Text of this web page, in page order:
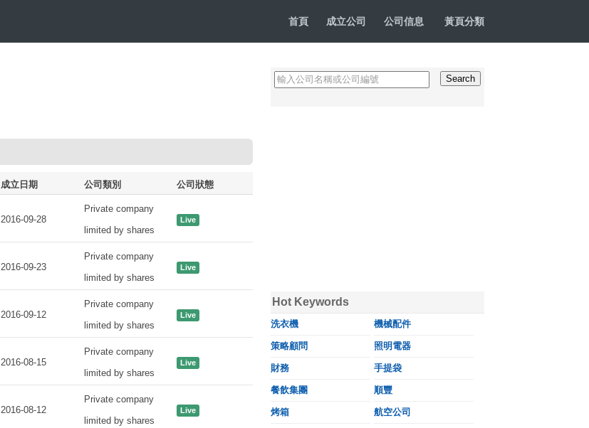
首頁 成立公司 公司信息 黃頁分類
成立日期 公司類別 公司狀態
2016-09-28
Private company
limited by shares
Live
2016-09-23
Private company
limited by shares
Live
2016-09-12
Private company
limited by shares
Live
2016-08-15
Private company
limited by shares
Live
2016-08-12
Private company
limited by shares
Live
Hot Keywords
洗衣機 機械配件
策略顧問 照明電器
財務 手提袋
餐飲集團 順豐
烤箱 航空公司